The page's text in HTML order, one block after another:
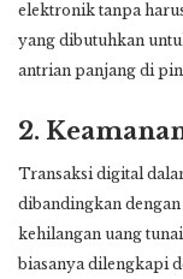
elektronik tanpa
yang dibutuhkan
antrian panjang di
2.
Transaksi digital
dibandingkan
kehilangan uang
biasanya dilengkapi